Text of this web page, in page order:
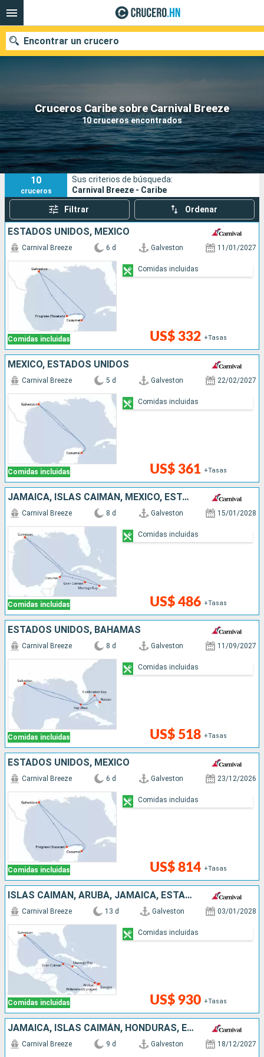
Cruceros Caribe sobre Carnival Breeze
10 cruceros encontrados
Encontrar un crucero
Nuestros destinos
Fecha de salida
Puertos Compañías
Buscar
10
cruceros
Sus criterios de búsqueda:
Carnival Breeze - Caribe
Filtrar Ordenar
ESTADOS UNIDOS, MÉXICO
Comidas incluidas
Carnival Breeze 6 d Galveston 11/01/2027
US$ 332 +Tasas
Comidas incluidas
MÉXICO, ESTADOS UNIDOS
Comidas incluidas
Carnival Breeze 5 d Galveston 22/02/2027
US$ 361 +Tasas
Comidas incluidas
JAMAICA, ISLAS CAIMÁN, MÉXICO, ESTADOS UNIDOS
Comidas incluidas
Carnival Breeze 8 d Galveston 15/01/2028
US$ 486 +Tasas
Comidas incluidas
ESTADOS UNIDOS, BAHAMAS
Comidas incluidas
Carnival Breeze 8 d Galveston 11/09/2027
US$ 518 +Tasas
Comidas incluidas
ESTADOS UNIDOS, MÉXICO
Comidas incluidas
Carnival Breeze 6 d Galveston 23/12/2026
US$ 814 +Tasas
Comidas incluidas
ISLAS CAIMÁN, ARUBA, JAMAICA, ESTADOS UNIDOS
Comidas incluidas
Carnival Breeze 13 d Galveston 03/01/2028
US$ 930 +Tasas
Comidas incluidas
JAMAICA, ISLAS CAIMÁN, HONDURAS, ESTADOS UNIDOS
Carnival Breeze 9 d Galveston 18/12/2027